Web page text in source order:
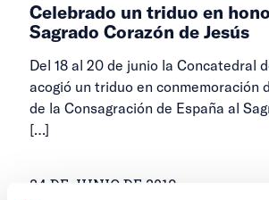
Celebrado un triduo en
Sagrado Corazón de Jesús
Del 18 al 20 de junio la Concatedral
acogió un triduo en conmemoración
de la Consagración de España al
[…]
24 DE JUNIO DE 2019